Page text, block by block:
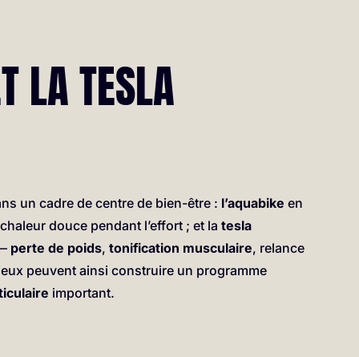
LA TESLA
un cadre de centre de bien-être : l’aquabike en
douce pendant l’effort ; et latesla
perte de poids,tonification musculaire, relance
peuvent ainsi construire un programme
important.